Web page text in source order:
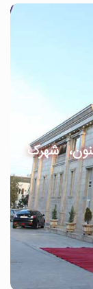
شهرک